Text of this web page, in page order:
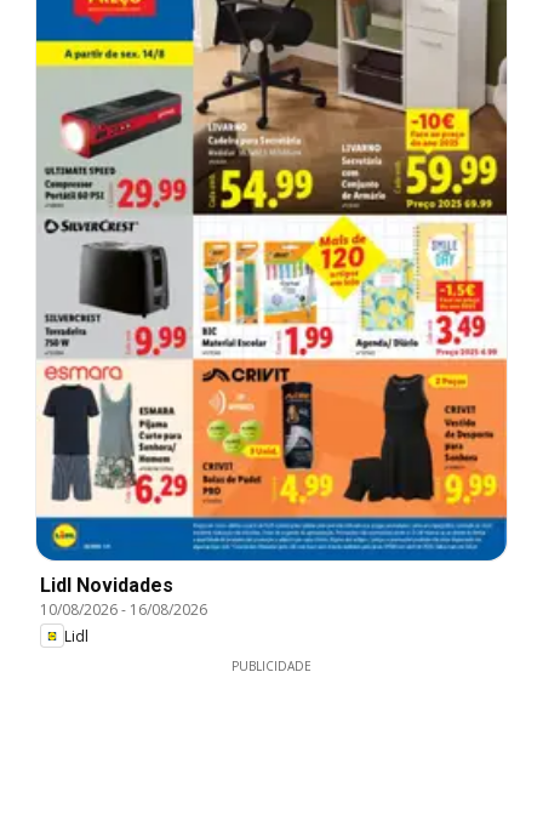
Lidl Novidades
10/08/2026- 16/08/2026
Lidl
PUBLICIDADE